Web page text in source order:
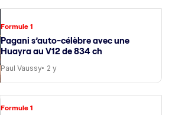
Formule 1
Pagani s’auto-célèbre avec une
Huayra au V12 de 834 ch
Paul Vaussy 2 y
Formule 1